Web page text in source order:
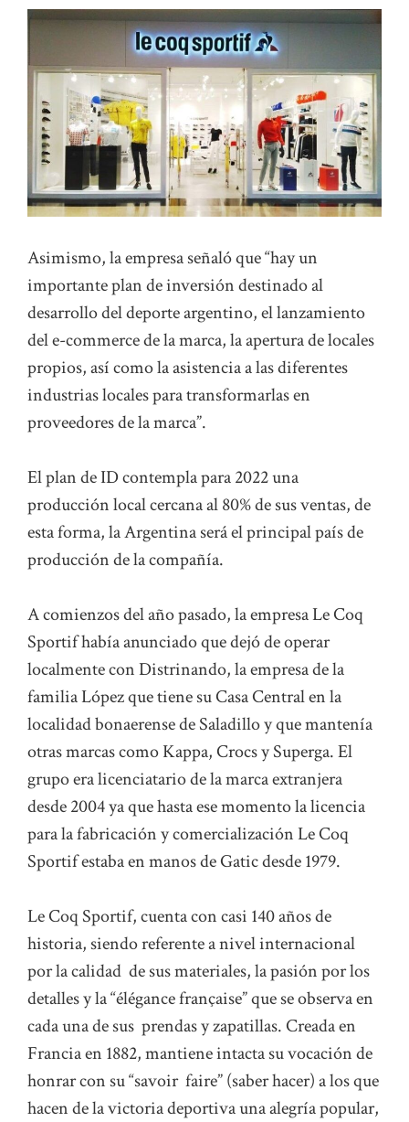
Asimismo, la empresa señaló que “hay un
importante plan de inversión destinado al
desarrollo del deporte argentino, el lanzamiento
del e-commerce de la marca, la apertura de locales
propios, así como la asistencia a las diferentes
industrias locales para transformarlas en
proveedores de la marca”.
El plan de ID contempla para 2022 una
producción local cercana al 80% de sus ventas, de
esta forma, la Argentina será el principal país de
producción de la compañía.
A comienzos del año pasado, la empresa Le Coq
Sportif había anunciado que dejó de operar
localmente con Distrinando, la empresa de la
familia López que tiene su Casa Central en la
localidad bonaerense de Saladillo y que mantenía
otras marcas como Kappa, Crocs y Superga. El
grupo era licenciatario de la marca extranjera
desde 2004 ya que hasta ese momento la licencia
para la fabricación y comercialización Le Coq
Sportif estaba en manos de Gatic desde 1979.
Le Coq Sportif, cuenta con casi 140 años de
historia, siendo referente a nivel internacional
por la calidad de sus materiales, la pasión por los
detalles y la “élégance française” que se observa en
cada una de sus prendas y zapatillas. Creada en
Francia en 1882, mantiene intacta su vocación de
honrar con su “savoir faire” (saber hacer) a los que
hacen de la victoria deportiva una alegría popular,